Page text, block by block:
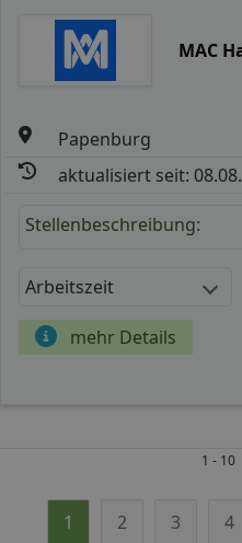
MAC
Papenburg
aktualisiert seit:
Stellenbeschreibung:
Arbeitszeit
mehr Details
1 - 10
1 2 3 4